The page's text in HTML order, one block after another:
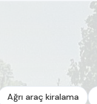
Ağrı araç kiralama